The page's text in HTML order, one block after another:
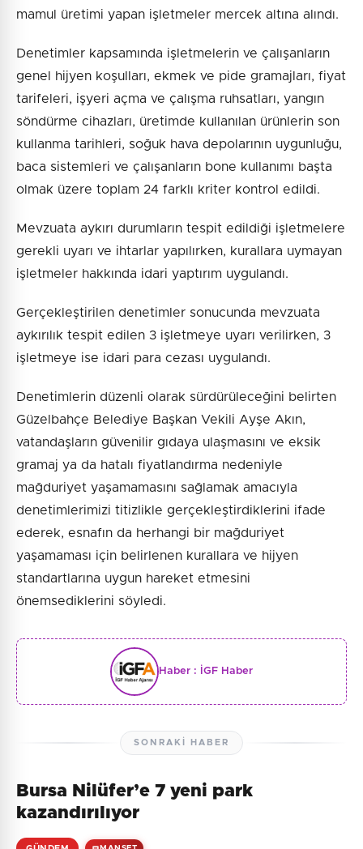
mamul üretimi yapan işletmeler mercek altına alındı.
Denetimler kapsamında işletmelerin ve çalışanların
genel hijyen koşulları, ekmek ve pide gramajları, fiyat
tarifeleri, işyeri açma ve çalışma ruhsatları, yangın
söndürme cihazları, üretimde kullanılan ürünlerin son
kullanma tarihleri, soğuk hava depolarının uygunluğu,
baca sistemleri ve çalışanların bone kullanımı başta
olmak üzere toplam 24 farklı kriter kontrol edildi.
Mevzuata aykırı durumların tespit edildiği işletmelere
gerekli uyarı ve ihtarlar yapılırken, kurallara uymayan
işletmeler hakkında idari yaptırım uygulandı.
Gerçekleştirilen denetimler sonucunda mevzuata
aykırılık tespit edilen 3 işletmeye uyarı verilirken, 3
işletmeye ise idari para cezası uygulandı.
Denetimlerin düzenli olarak sürdürüleceğini belirten
Güzelbahçe Belediye Başkan Vekili Ayşe Akın,
vatandaşların güvenilir gıdaya ulaşmasını ve eksik
gramaj ya da hatalı fiyatlandırma nedeniyle
mağduriyet yaşamamasını sağlamak amacıyla
denetimlerimizi titizlikle gerçekleştirdiklerini ifade
ederek, esnafın da herhangi bir mağduriyet
yaşamaması için belirlenen kurallara ve hijyen
standartlarına uygun hareket etmesini
önemsediklerini söyledi.
Haber : İGF Haber
SONRAKI HABER
Bursa Nilüfer’e 7 yeni park
kazandırılıyor